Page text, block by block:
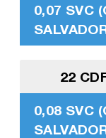
0,07 SVC
22
0,08 SVC